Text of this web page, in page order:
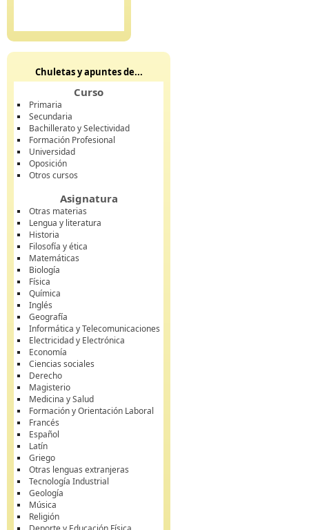
Chuletas y apuntes de...
Curso
Primaria
Secundaria
Bachillerato y Selectividad
Formación Profesional
Universidad
Oposición
Otros cursos
Asignatura
Otras materias
Lengua y literatura
Historia
Filosofía y ética
Matemáticas
Biología
Física
Química
Inglés
Geografía
Informática y Telecomunicaciones
Electricidad y Electrónica
Economía
Ciencias sociales
Derecho
Magisterio
Medicina y Salud
Formación y Orientación Laboral
Francés
Español
Latín
Griego
Otras lenguas extranjeras
Tecnología Industrial
Geología
Música
Religión